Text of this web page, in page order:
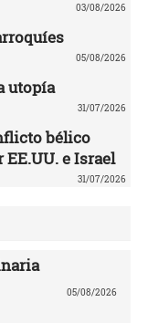
03/08/2026
05/08/2026
utopía
31/07/2026
bélico
e Israel
31/07/2026
05/08/2026